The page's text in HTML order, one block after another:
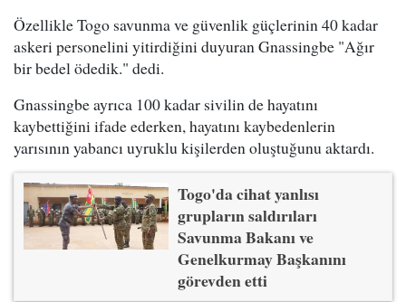
Özellikle Togo savunma ve güvenlik güçlerinin 40 kadar
askeri personelini yitirdiğini duyuran Gnassingbe "Ağır
bir bedel ödedik." dedi.
Gnassingbe ayrıca 100 kadar sivilin de hayatını
kaybettiğini ifade ederken, hayatını kaybedenlerin
yarısının yabancı uyruklu kişilerden oluştuğunu aktardı.
Togo'da cihat yanlısı
grupların saldırıları
Savunma Bakanı ve
Genelkurmay Başkanını
görevden etti